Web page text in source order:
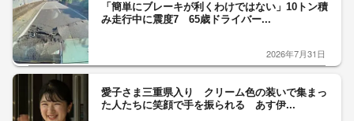
「簡単にブレーキが利くわけではない」10トン積
み走行中に震度7 65歳ドライバー...
2026年7月31日
愛子さま三重県入り クリーム色の装いで集まっ
た人たちに笑顔で手を振られる あす伊...